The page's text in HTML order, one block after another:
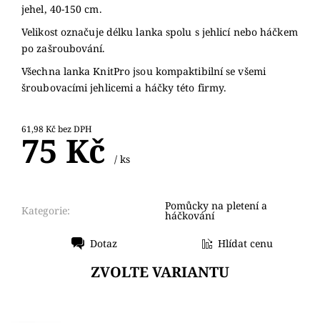
jehel, 40-150 cm.
Velikost označuje délku lanka spolu s jehlicí nebo háčkem
po zašroubování.
Všechna lanka KnitPro jsou kompaktibilní se všemi
šroubovacími jehlicemi a háčky této firmy.
61,98 Kč bez DPH
75 Kč / ks
Kategorie: Pomůcky na pletení a
háčkování
Dotaz Hlídat cenu
ZVOLTE VARIANTU